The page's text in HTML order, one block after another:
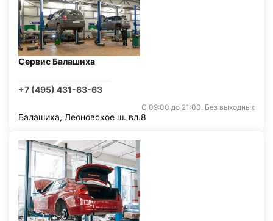
Сервис Балашиха
+7 (495) 431-63-63
С 09:00 до 21:00. Без выходных
Балашиха, Леоновское ш. вл.8